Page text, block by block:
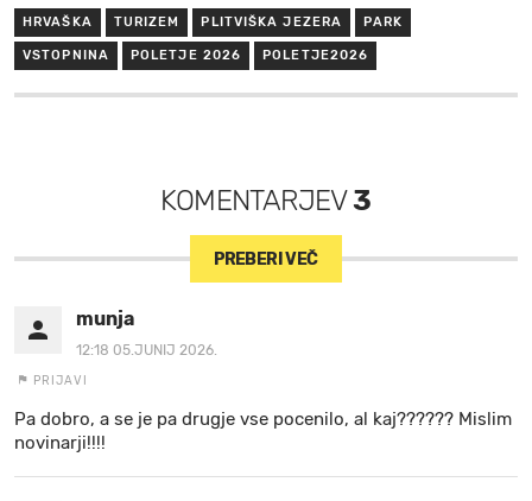
HRVAŠKA TURIZEM PLITVIŠKA JEZERA PARK
VSTOPNINA POLETJE 2026 POLETJE2026
KOMENTARJEV3
PREBERI VEČ
munja
12:18 05.JUNIJ 2026.
PRIJAVI
Pa dobro, a se je pa drugje vse pocenilo, al kaj?????? Mislim
novinarji!!!!